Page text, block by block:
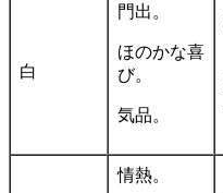
白
門出。
ほのかな喜
び。
気品。
情熱。